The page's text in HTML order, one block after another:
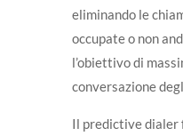
eliminando le
occupate o non
l’obiettivo di
conversazione
Il predictive dialer